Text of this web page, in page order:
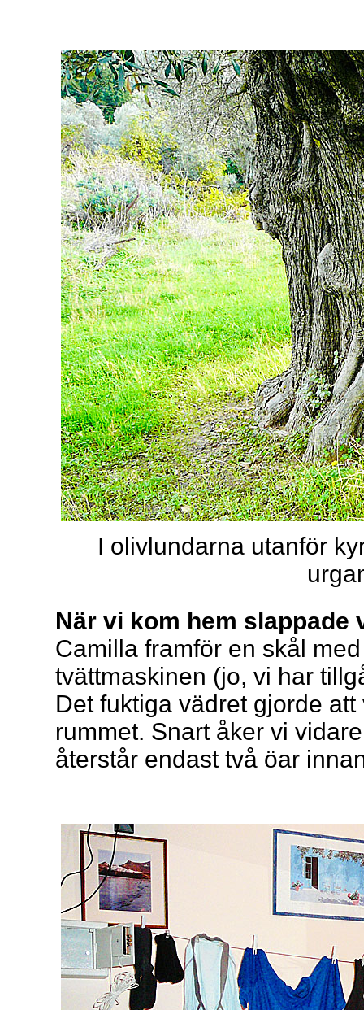
I olivlundarna utanför
När vi kom hem slappade
Camilla framför en skål
tvättmaskinen (jo, vi har
Det fuktiga vädret gjorde
rummet. Snart åker vi
återstår endast två öar